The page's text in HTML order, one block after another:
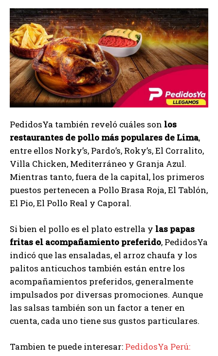
PedidosYa también reveló cuáles son los
restaurantes de pollo más populares de Lima,
entre ellos Norky’s, Pardo’s, Roky’s, El Corralito,
Villa Chicken, Mediterráneo y Granja Azul.
Mientras tanto, fuera de la capital, los primeros
puestos pertenecen a Pollo Brasa Roja, El Tablón,
El Pio, El Pollo Real y Caporal.
Si bien el pollo es el plato estrella y las papas
fritas el acompañamiento preferido, PedidosYa
indicó que las ensaladas, el arroz chaufa y los
palitos anticuchos también están entre los
acompañamientos preferidos, generalmente
impulsados por diversas promociones. Aunque
las salsas también son un factor a tener en
cuenta, cada uno tiene sus gustos particulares.
Tambien te puede interesar: PedidosYa Perú: